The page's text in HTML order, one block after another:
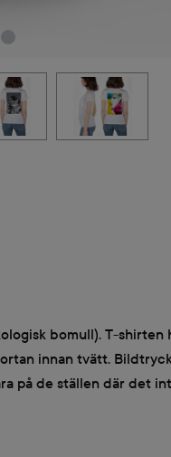
bomull). T-
innan tvätt.
på de ställen där det